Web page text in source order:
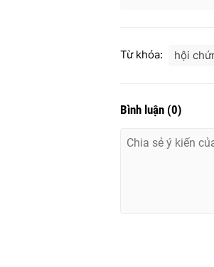
Từ khóa: hội
Bình luận (0)